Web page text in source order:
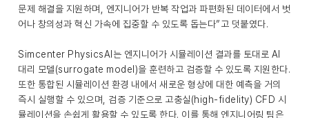
문제 해결을 지원하며, 엔지니어가 반복 작업과 파편화된 데이터에서 벗
어나 창의성과 혁신 가속에 집중할 수 있도록 돕는다”고 덧붙였다.
Simcenter PhysicsAI는 엔지니어가 시뮬레이션 결과를 토대로 AI
대리 모델(surrogate model)을 훈련하고 검증할 수 있도록 지원한다.
또한 통합된 시뮬레이션 환경 내에서 새로운 형상에 대한 예측을 거의
즉시 실행할 수 있으며, 검증 기준으로 고충실(high-fidelity) CFD 시
뮬레이션을 손쉽게 활용할 수 있도록 한다. 이를 통해 엔지니어링 팀은